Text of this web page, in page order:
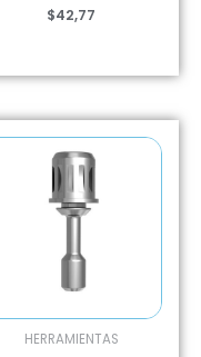
$42,77
HERRAMIENTAS